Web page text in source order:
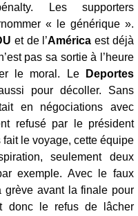
Les supporters
« le générique ».
et de l’Américaest déjà
pas sa sortie à l’heure
le moral. Le
Deportes
pour décoller. Sans
en négociations avec
refusé par le président
fait le voyage, cette équipe
seulement deux
exemple. Avec le faux
grève avant la finale pour
donc le refus de lâcher